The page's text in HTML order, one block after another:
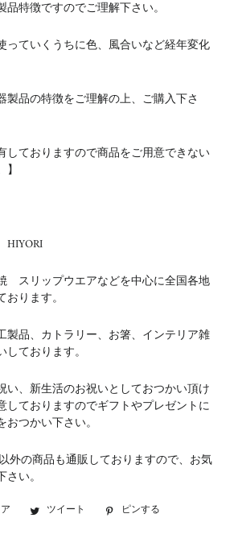
特徴ですのでご理解下さい。
っていくうちに色、風合いなど経年変化
品の特徴をご理解の上、ご購入下さ
しておりますので商品をご用意できない
スリップウエアなどを中心に全国各地
ります。
製品、カトラリー、お箸、インテリア雑
ております。
い、新生活のお祝いとしておつかい頂け
しておりますのでギフトやプレゼントに
つかい下さい。
外の商品も通販しておりますので、お気
い。
Facebookツイート
Twitter ピンする